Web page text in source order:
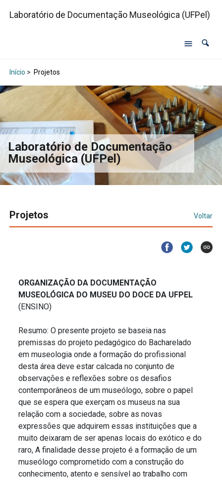
Laboratório de Documentação Museológica (UFPel)
Início > Projetos
Laboratório de Documentação
Museológica (UFPel)
Projetos Voltar
ORGANIZAÇÃO DA DOCUMENTAÇÃO
MUSEOLÓGICA DO MUSEU DO DOCE DA UFPEL
(ENSINO)
Resumo: O presente projeto se baseia nas
premissas do projeto pedagógico do Bacharelado
em museologia onde a formação do profissional
desta área deve estar calcada no conjunto de
observações e reflexões sobre os desafios
contemporâneos de um museólogo, sobre o papel
que se espera que exerçam os museus na sua
relação com a sociedade, sobre as novas
expressões que adquirem essas instituições que a
muito deixaram de ser apenas locais do exótico e do
raro, A finalidade desse projeto é a formação de um
museólogo comprometido com a construção do
conhecimento, atento e sensível ao trabalho com